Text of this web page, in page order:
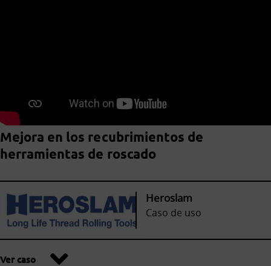
Mejora en los recubrimientos de
herramientas de roscado
Heroslam
Caso de uso
Ver caso